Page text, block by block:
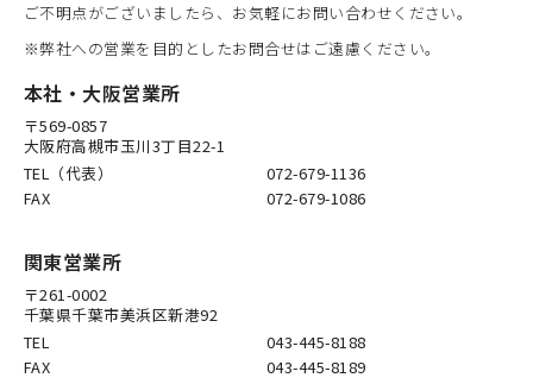
ご不明点がございましたら、お気軽にお問い合わせください。
※弊社への営業を目的としたお問合せはご遠慮ください。
本社・大阪営業所
〒569-0857
大阪府高槻市玉川3丁目22-1
TEL（代表）
072-679-1136
FAX
072-679-1086
関東営業所
〒261-0002
千葉県千葉市美浜区新港92
TEL
043-445-8188
FAX
043-445-8189